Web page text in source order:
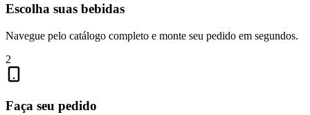
Escolha suas bebidas
Navegue pelo catálogo completo e monte seu pedido em segundos.
2
Faça seu pedido